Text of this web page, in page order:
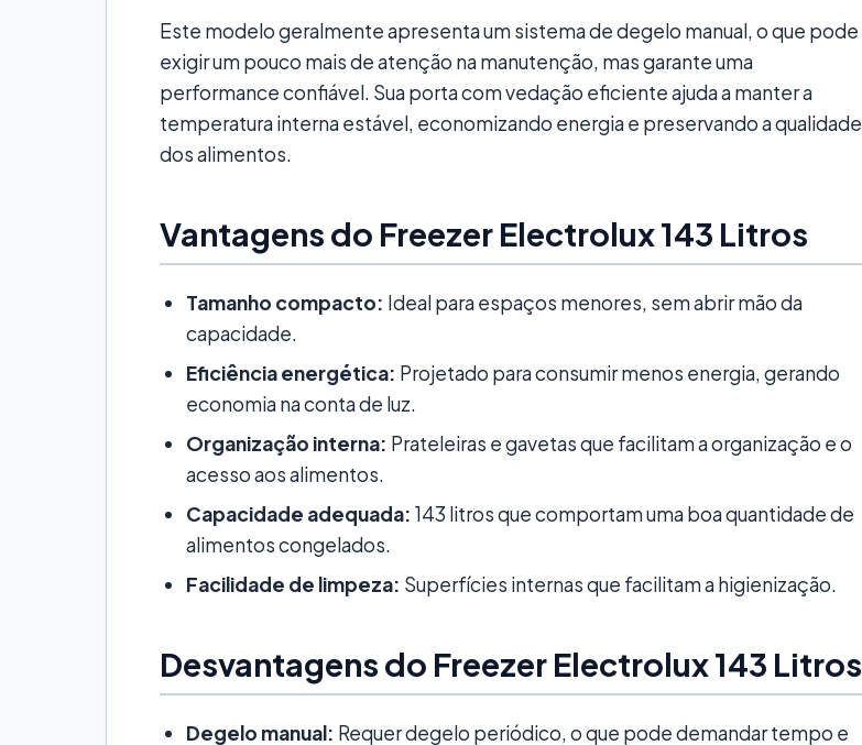
Este modelo geralmente apresenta um sistema de degelo manual, o que pode
exigir um pouco mais de atenção na manutenção, mas garante uma
performance confiável. Sua porta com vedação eficiente ajuda a manter a
temperatura interna estável, economizando energia e preservando a qualidade
dos alimentos.
Vantagens do Freezer Electrolux 143 Litros
Tamanho compacto: Ideal para espaços menores, sem abrir mão da
capacidade.
Eficiência energética: Projetado para consumir menos energia, gerando
economia na conta de luz.
Organização interna: Prateleiras e gavetas que facilitam a organização e o
acesso aos alimentos.
Capacidade adequada: 143 litros que comportam uma boa quantidade de
alimentos congelados.
Facilidade de limpeza: Superfícies internas que facilitam a higienização.
Desvantagens do Freezer Electrolux 143 Litros
Degelo manual: Requer degelo periódico, o que pode demandar tempo e